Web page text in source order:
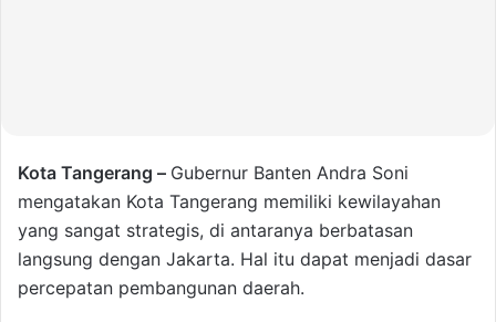
Kota Tangerang – Gubernur Banten Andra Soni
mengatakan Kota Tangerang memiliki kewilayahan
yang sangat strategis, di antaranya berbatasan
langsung dengan Jakarta. Hal itu dapat menjadi dasar
percepatan pembangunan daerah.